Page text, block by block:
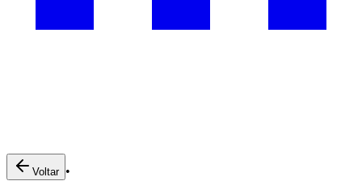
Pedidos Online
Trabalhe Conosco
Voltar •